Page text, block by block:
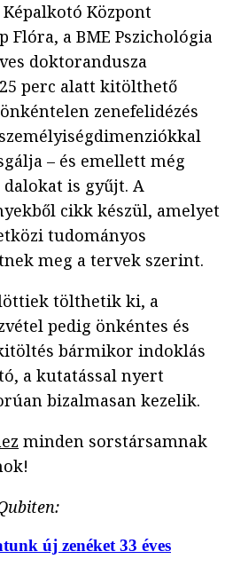
Központ
Flóra, a BME Pszichológia
doktorandusza
perc alatt kitölthető
zenefelidézés
– és emellett még
is gyűjt. A
cikk készül, amelyet
tudományos
meg a tervek szerint.
tölthetik ki, a
pedig önkéntes és
bármikor indoklás
a kutatással nyert
bizalmasan kezelik.
minden sorstársamnak
új zenéket 33 éves